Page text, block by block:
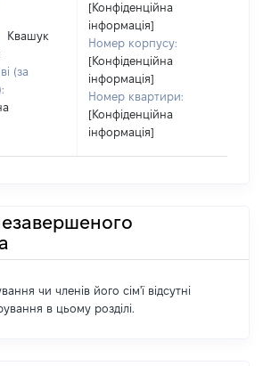
Квашук
(за
[Конфіденційна
інформація]
Номер корпусу:
[Конфіденційна
інформація]
Номер квартири:
[Конфіденційна
інформація]
чи членів його сім'ї відсутні
в цьому розділі.